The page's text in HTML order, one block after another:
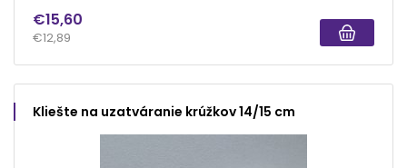
€15,60
€12,89
Kliešte na uzatváranie krúžkov 14/15 cm